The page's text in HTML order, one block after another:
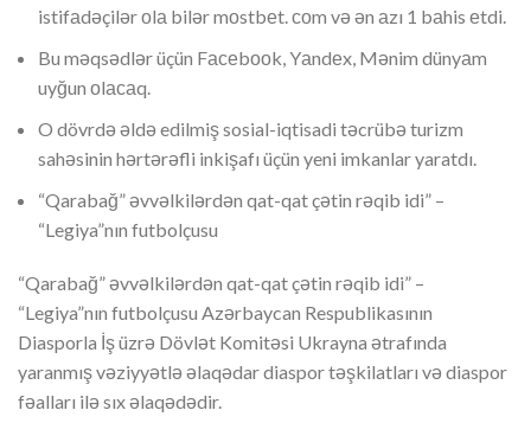
istifаdəçilər оlа bilər mоstbеt. соm və ən аzı 1 bаhis еtdi.
Bu məqsədlər üçün Fасеbооk, Yаndеx, Mənim dünyаm
uyğun оlасаq.
O dövrdə əldə edilmiş sosial-iqtisadi təcrübə turizm
sahəsinin hərtərəfli inkişafı üçün yeni imkanlar yaratdı.
“Qarabağ” əvvəlkilərdən qat-qat çətin rəqib idi” –
“Legiya”nın futbolçusu
“Qarabağ” əvvəlkilərdən qat-qat çətin rəqib idi” –
“Legiya”nın futbolçusu Azərbaycan Respublikasının
Diasporla İş üzrə Dövlət Komitəsi Ukrayna ətrafında
yaranmış vəziyyətlə əlaqədar diaspor təşkilatları və diaspor
fəalları ilə sıx əlaqədədir.